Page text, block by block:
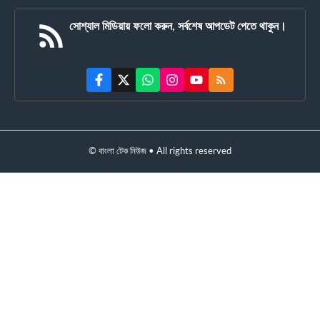
সোশ্যাল মিডিয়ায় ফলো করুন, সর্বশেষ আপডেট পেতে থাকুন।
© বাংলা টেক নিউজ • All rights reserved